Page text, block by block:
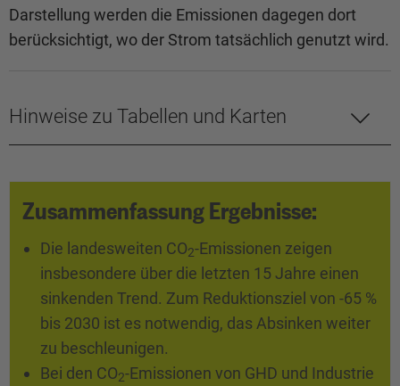
Darstellung werden die Emissionen dagegen dort
berücksichtigt, wo der Strom tatsächlich genutzt wird.
Hinweise zu Tabellen und Karten
Zusammenfassung Ergebnisse:
Die landesweiten CO2-Emissionen zeigen
insbesondere über die letzten 15 Jahre einen
sinkenden Trend. Zum Reduktionsziel von -65 %
bis 2030 ist es notwendig, das Absinken weiter
zu beschleunigen.
Bei den CO2-Emissionen von GHD und Industrie